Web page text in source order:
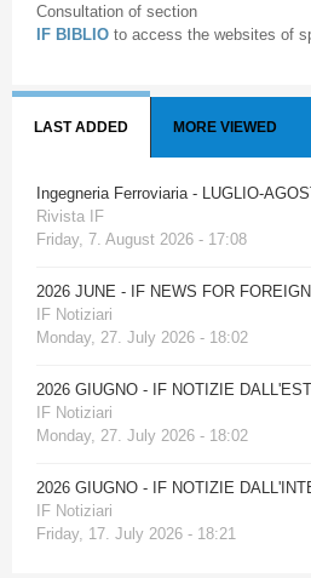
Consultation of section
IF BIBLIO to access the websites of
LAST ADDED MORE VIEWED
Ingegneria Ferroviaria - LUGLIO-
Rivista IF
Friday, 7. August 2026 - 17:08
2026 JUNE - IF NEWS FOR
IF Notiziari
Monday, 27. July 2026 - 18:02
2026 GIUGNO - IF NOTIZIE
IF Notiziari
Monday, 27. July 2026 - 18:02
2026 GIUGNO - IF NOTIZIE
IF Notiziari
Friday, 17. July 2026 - 18:21